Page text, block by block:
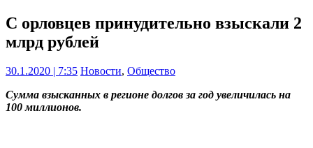
С орловцев принудительно взыскали 2
млрд рублей
30.1.2020 | 7:35 Новости, Общество
Сумма взысканных в регионе долгов за год увеличилась на
100 миллионов.